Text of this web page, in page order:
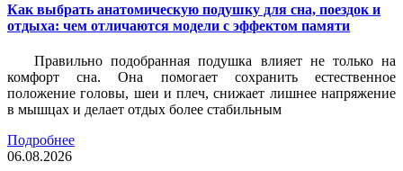
Как выбрать анатомическую подушку для сна, поездок и
отдыха: чем отличаются модели с эффектом памяти
Правильно подобранная подушка влияет не только на
комфорт сна. Она помогает сохранить естественное
положение головы, шеи и плеч, снижает лишнее напряжение
в мышцах и делает отдых более стабильным
Подробнее
06.08.2026